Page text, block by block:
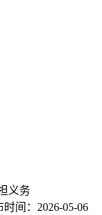
义务
时间： 2026-05-06